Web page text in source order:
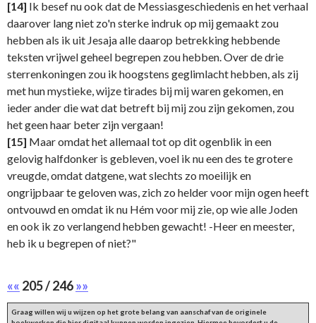
[14] Ik besef nu ook dat de Messiasgeschiedenis en het verhaal
daarover lang niet zo'n sterke indruk op mij gemaakt zou
hebben als ik uit Jesaja alle daarop betrekking hebbende
teksten vrijwel geheel begrepen zou hebben. Over de drie
sterrenkoningen zou ik hoogstens geglimlacht hebben, als zij
met hun mystieke, wijze tirades bij mij waren gekomen, en
ieder ander die wat dat betreft bij mij zou zijn gekomen, zou
het geen haar beter zijn vergaan!
[15] Maar omdat het allemaal tot op dit ogenblik in een
gelovig halfdonker is gebleven, voel ik nu een des te grotere
vreugde, omdat datgene, wat slechts zo moeilijk en
ongrijpbaar te geloven was, zich zo helder voor mijn ogen heeft
ontvouwd en omdat ik nu Hém voor mij zie, op wie alle Joden
en ook ik zo verlangend hebben gewacht! -Heer en meester,
heb ik u begrepen of niet?"
«« 205 / 246»»
Graag willen wij u wijzen op het grote belang van aanschaf van de originele